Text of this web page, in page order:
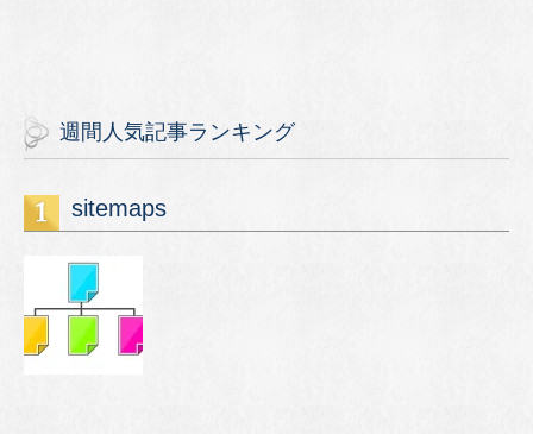
週間人気記事ランキング
sitemaps